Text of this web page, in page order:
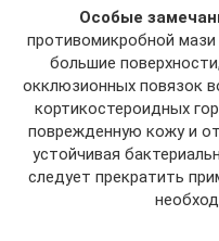
Особые
противомикробной
большие
окклюзионных повязок
кортикостероидных
поврежденную кожу и
устойчивая
следует прекратить